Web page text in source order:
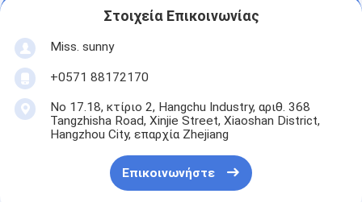
Στοιχεία Επικοινωνίας
Miss. sunny
+0571 88172170
Νο 17.18, κτίριο 2, Hangchu Industry, αριθ. 368
Tangzhisha Road, Xinjie Street, Xiaoshan District,
Hangzhou City, επαρχία Zhejiang
Επικοινωνήστε